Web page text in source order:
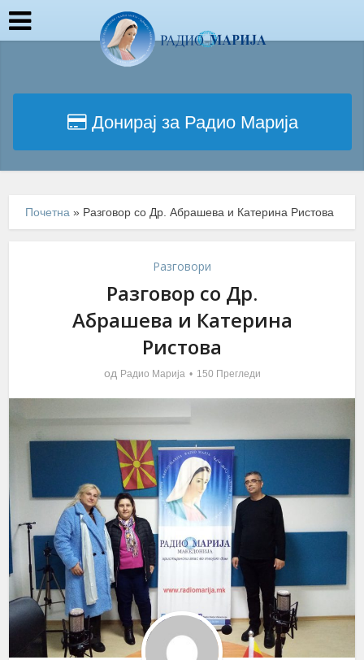
Донирај за Радио Марија
Почетна » Разговор со Др. Абрашева и Катерина Ристова
Разговори
Разговор со Др.
Абрашева и Катерина
Ристова
од Радио Марија 150 Прегледи